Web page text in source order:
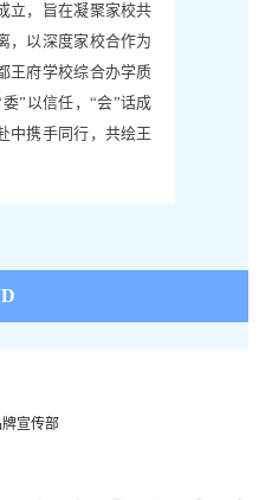
立，旨在凝聚家校共
，以深度家校合作为
王府学校综合办学质
”以信任，“会”话成
中携手同行，共绘王
牌宣传部